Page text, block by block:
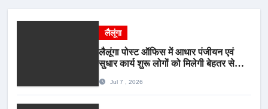
लैलूंगा
लैलूंगा पोस्ट ऑफिस में आधार पंजीयन एवं
सुधार कार्य शुरू लोगों को मिलेगी बेहतर सेवा,
Jul 7 , 2026